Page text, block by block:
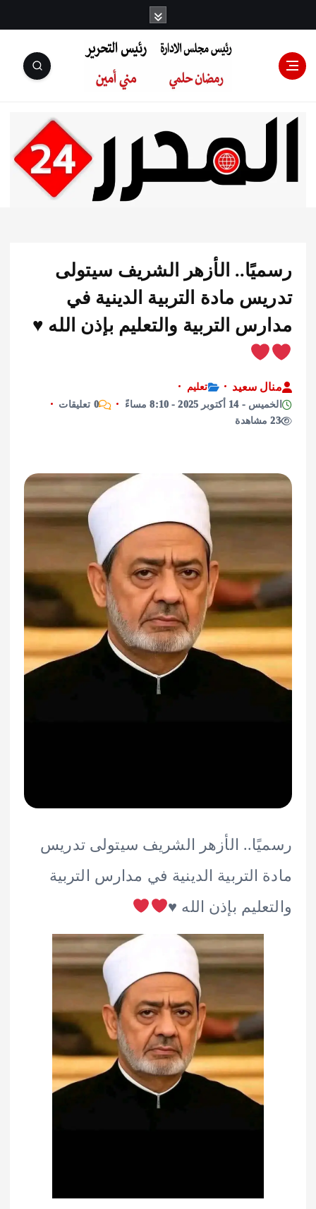
رئيس مجلس
الإدارة: رمضان
التحرير:مني أمين
الأزهر الشريف سيتولى
مادة التربية الدينية في
التربية والتعليم بإذن الله♥️
سعيد
تعليم
2025 - 8:10 مساءً
0 تعليقات
الأزهر الشريف سيتولى تدريس
التربية الدينية في مدارس التربية
بإذن الله♥️